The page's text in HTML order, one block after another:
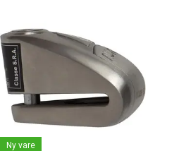
Ny vare